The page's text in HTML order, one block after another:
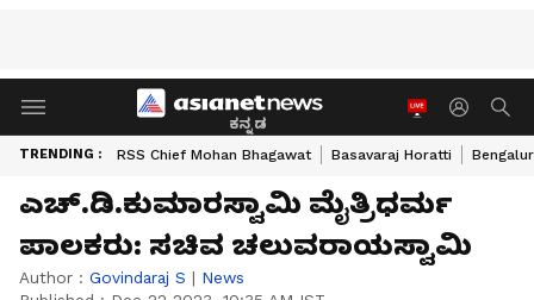
ಕನ್ನಡ
TRENDING : RSS Chief Mohan Bhagawat Basavaraj Horatti
ಎಚ್.ಡಿ.ಕುಮಾರಸ್ವಾಮಿ ಮೈತ್ರಿಧರ್ಮ
ಪಾಲಕರು: ಸಚಿವ ಚಲುವರಾಯಸ್ವಾಮಿ
Author : Govindaraj S | News